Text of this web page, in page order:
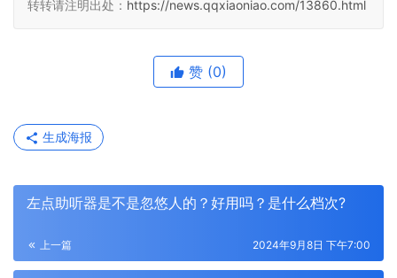
转转请注明出处： https://news.qqxiaoniao.com/13860.html
赞 (0)
生成海报
左点助听器是不是忽悠人的？好用吗？是什么档次?
上一篇 2024年9月8日 下午7:00